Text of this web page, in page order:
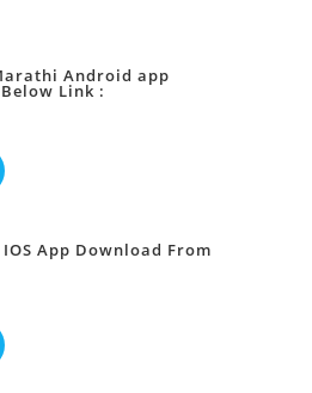
Android app
Link :
App Download From